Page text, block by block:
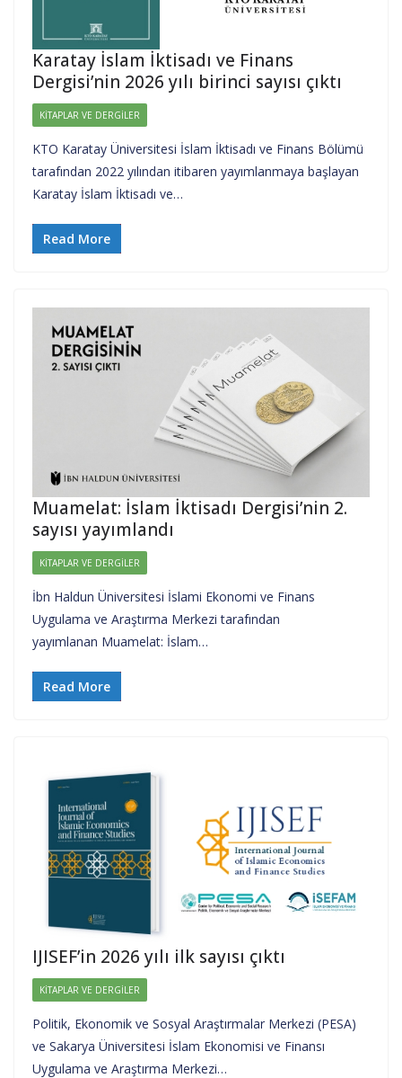
Karatay İslam İktisadı ve Finans
Dergisi’nin 2026 yılı birinci sayısı çıktı
KITAPLAR VE DERGILER
KTO Karatay Üniversitesi İslam İktisadı ve Finans Bölümü
tarafından 2022 yılından itibaren yayımlanmaya başlayan
Karatay İslam İktisadı ve…
Read More
Muamelat: İslam İktisadı Dergisi’nin 2.
sayısı yayımlandı
KITAPLAR VE DERGILER
İbn Haldun Üniversitesi İslami Ekonomi ve Finans
Uygulama ve Araştırma Merkezi tarafından
yayımlanan Muamelat: İslam…
Read More
IJISEF’in 2026 yılı ilk sayısı çıktı
KITAPLAR VE DERGILER
Politik, Ekonomik ve Sosyal Araştırmalar Merkezi (PESA)
ve Sakarya Üniversitesi İslam Ekonomisi ve Finansı
Uygulama ve Araştırma Merkezi…